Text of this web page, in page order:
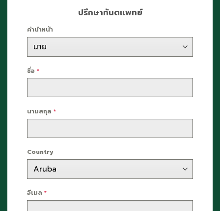
ปรึกษาทันตแพทย์
คำนำหน้า
ชื่อ *
นามสกุล *
Country
อีเมล *